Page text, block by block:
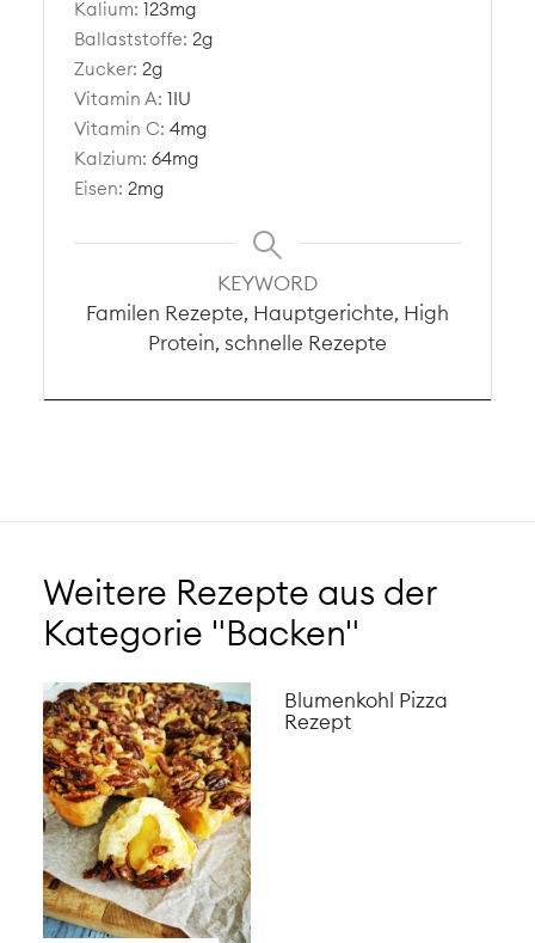
Kalium:123mg
Ballaststoffe:2g
Zucker:2g
Vitamin A:1IU
Vitamin C:4mg
Kalzium:64mg
Eisen:2mg
KEYWORD
Familen Rezepte, Hauptgerichte, High
Protein, schnelle Rezepte
Weitere Rezepte aus der
Kategorie "Backen"
Blumenkohl Pizza
Rezept